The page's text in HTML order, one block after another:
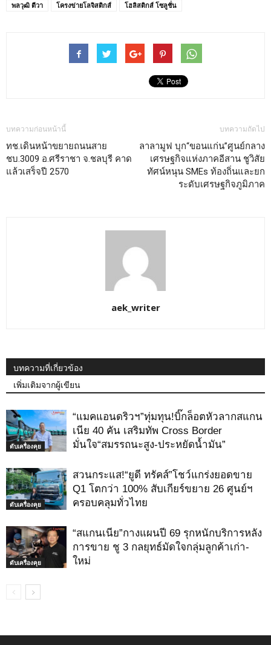
พลวุฒิ ตีวา
โครงข่ายโลจิสติกส์ โฮลิสติกส์ โซลูชั่น
บทความก่อนหน้านี้
ทช.เดินหน้าขยายถนนสาย
ชบ.3009 อ.ศรีราชา จ.ชลบุรี คาด
แล้วเสร็จปี 2570
บทความถัดไป
ลาลามูฟ บุก“ขอนแก่น”ศูนย์กลาง
เศรษฐกิจแห่งภาคอีสาน ชูวิสัย
ทัศน์หนุน SMEs ท้องถิ่นและยก
ระดับเศรษฐกิจภูมิภาค
aek_writer
บทความที่เกี่ยวข้อง
เพิ่มเติมจากผู้เขียน
ดับเครื่องคุย
“แมคแอนดริวฯ”ทุ่มทุน!บิ๊กล็อตหัวลากสแกน
เนีย 40 คัน เสริมทัพ Cross Border
มั่นใจ“สมรรถนะสูง-ประหยัดน้ำมัน”
ดับเครื่องคุย
สวนกระแส!“ยูดี ทรัคส์”โชว์แกร่งยอดขาย
Q1 โตกว่า 100% สับเกียร์ขยาย 26 ศูนย์ฯ
ครอบคลุมทั่วไทย
ดับเครื่องคุย
“สแกนเนีย”กางแผนปี 69 รุกหนักบริการหลัง
การขาย ชู 3 กลยุทธ์มัดใจกลุ่มลูกค้าเก่า-
ใหม่